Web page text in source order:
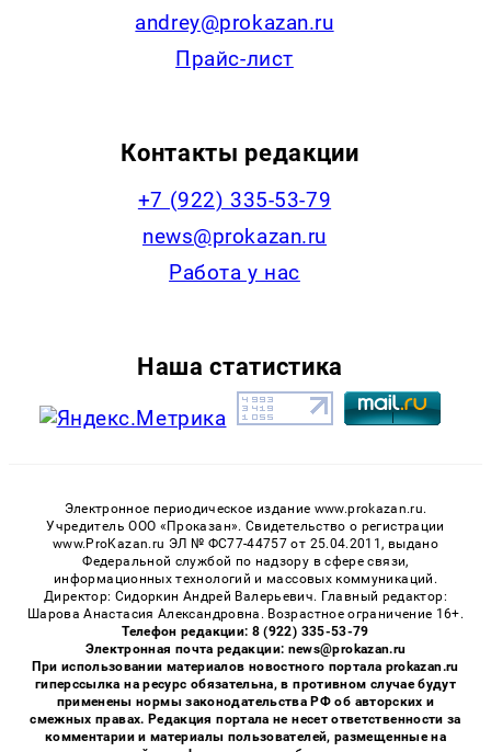
andrey@prokazan.ru
Прайс-лист
Контакты редакции
+7 (922) 335-53-79
news@prokazan.ru
Работа у нас
Наша статистика
Электронное периодическое издание www.prokazan.ru.
Учредитель ООО «Проказан». Cвидетельство о регистрации
www.ProKazan.ru ЭЛ № ФС77-44757 от 25.04.2011, выдано
Федеральной службой по надзору в сфере связи,
информационных технологий и массовых коммуникаций.
Директор: Сидоркин Андрей Валерьевич. Главный редактор:
Шарова Анастасия Александровна. Возрастное ограничение 16+.
Телефон редакции: 8 (922) 335-53-79
Электронная почта редакции: news@prokazan.ru
При использовании материалов новостного портала prokazan.ru
гиперссылка на ресурс обязательна, в противном случае будут
применены нормы законодательства РФ об авторских и
смежных правах. Редакция портала не несет ответственности за
комментарии и материалы пользователей, размещенные на